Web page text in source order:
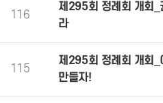
116
제295회 정례회 개회_
라
115
제295회 정례회 개회_
만들자!